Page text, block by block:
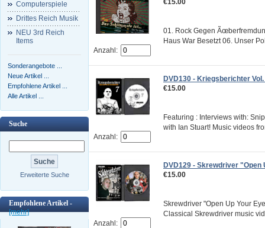
Computerspiele
Drittes Reich Musik
NEU 3rd Reich
Items
Sonderangebote ...
Neue Artikel ...
Empfohlene Artikel ...
Alle Artikel ...
Suche
Erweiterte Suche
Empfohlene Artikel -
[mehr]
Anzahl:
01. Rock Gegen
Haus War Besetzt 06. Unser
Anzahl:
DVD130 - Kriegsberichter Vol.
€15.00
Featuring : Interviews with:
with Ian Stuart! Music videos
Anzahl:
DVD129 - Skrewdriver "Open
€15.00
Skrewdriver "Open Up Your
Classical Skrewdriver music